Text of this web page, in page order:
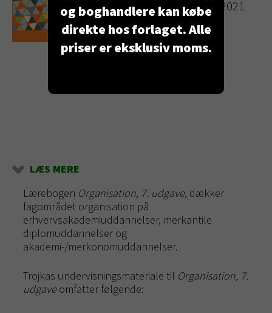
Udgivelsesdato: 4. januar 2021
PRIS: 278,00 KR.
LÆS MERE
Lærebogen Organisation, 7. udgave, dækker
fagområdet organisation på
erhvervsakademiuddannelser, merkantile
diplomuddannelser og
akademi-/merkonomuddannelser.
Trojkas undervisningsmateriale til Organisation, 7.
udgaveomfatter følgende:
og boghandlere kan købe
direkte hos forlaget. Alle
priser er eksklusiv moms.